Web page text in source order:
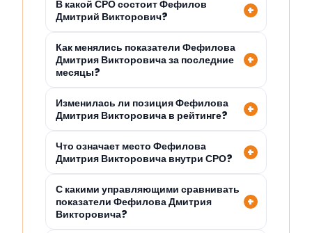
В какой СРО состоит Фефилов
Дмитрий Викторович?
Как менялись показатели Фефилова
Дмитрия Викторовича за последние
месяцы?
Изменилась ли позиция Фефилова
Дмитрия Викторовича в рейтинге?
Что означает место Фефилова
Дмитрия Викторовича внутри СРО?
С какими управляющими сравнивать
показатели Фефилова Дмитрия
Викторовича?